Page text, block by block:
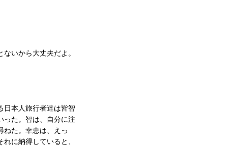
いから大丈夫だよ。
日本人旅行者達は皆智
った。智は、自分に注
ねた。幸恵は、えっ
に納得していると、